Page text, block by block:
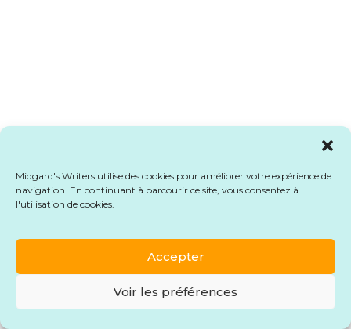
Midgard's Writers utilise des cookies pour améliorer votre expérience de
navigation. En continuant à parcourir ce site, vous consentez à
l'utilisation de cookies.
Accepter
Voir les préférences